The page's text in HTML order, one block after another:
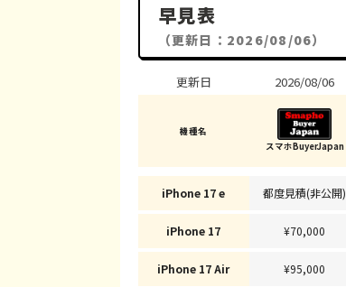
早見表
（更新日：2026/08/06）
更新日
機種名
iPhone 17 e
iPhone 17
iPhone 17 Air
2026/08/06
スマホBuyerJapan
都度見積(非公開)
¥70,000
¥95,000